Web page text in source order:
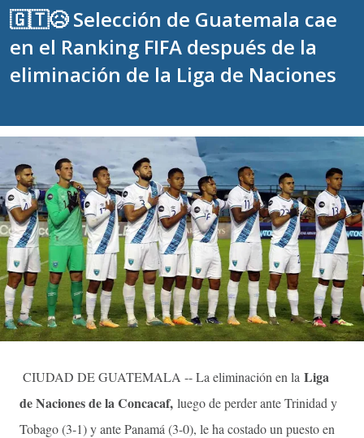
🇬🇹😥 Selección de Guatemala cae
en el Ranking FIFA después de la
eliminación de la Liga de Naciones
CIUDAD DE GUATEMALA -- La eliminación en la Liga
de Naciones de la Concacaf, luego de perder ante Trinidad y
Tobago (3-1) y ante Panamá (3-0), le ha costado un puesto en